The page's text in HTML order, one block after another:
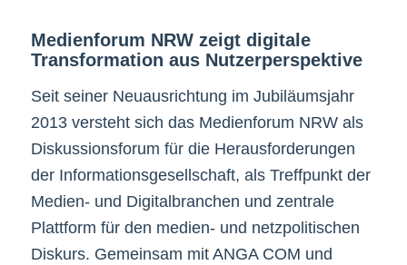
Medienforum NRW zeigt digitale
Transformation aus Nutzerperspektive
Seit seiner Neuausrichtung im Jubiläumsjahr
2013 versteht sich das Medienforum NRW als
Diskussionsforum für die Herausforderungen
der Informationsgesellschaft, als Treffpunkt der
Medien- und Digitalbranchen und zentrale
Plattform für den medien- und netzpolitischen
Diskurs. Gemeinsam mit ANGA COM und